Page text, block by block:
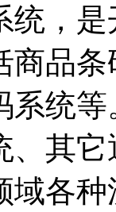
统，
商品
系统
、其
域各